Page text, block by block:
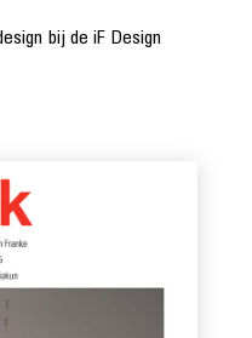
bij de iF Design